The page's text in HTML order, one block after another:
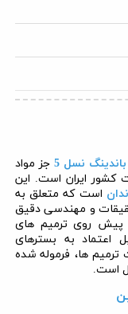
باندینگ نسل 5
جز مواد
کشور ایران است. این
است که متعلق به
و مهندسی دقیق
پیش روی ترمیم های
اعتماد به بسترهای
ترمیم ها، فرموله شده